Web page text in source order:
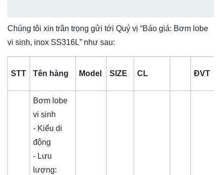
Chúng tôi xin trân trọng gửi tới Quý vị “Báo giá: Bơm lobe
vi sinh, inox SS316L” như sau:
STT Tên hàng Model SIZE CL ĐVT
Bơm lobe
vi sinh
- Kiểu di
động
- Lưu
lượng: